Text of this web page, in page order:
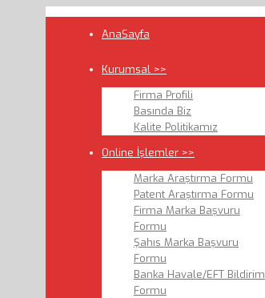
AnaSayfa
Kurumsal >>
Firma Profili
Basında Biz
Kalite Politikamız
Online İşlemler >>
Marka Araştırma Formu
Patent Araştırma Formu
Firma Marka Başvuru
Formu
Şahıs Marka Başvuru
Formu
Banka Havale/EFT Bildirim
Formu